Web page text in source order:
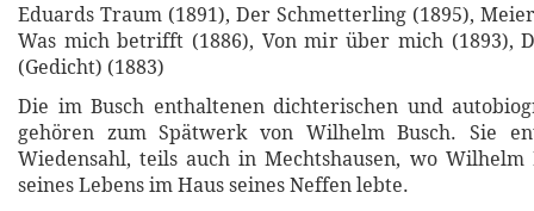
Eduards Traum (1891), Der Schmetterling (1895),
Was mich betrifft (1886), Von mir über mich (1893),
(Gedicht) (1883)
Die im Busch enthaltenen dichterischen und
gehören zum Spätwerk von Wilhelm Busch. Sie
Wiedensahl, teils auch in Mechtshausen, wo Wilhelm
seines Lebens im Haus seines Neffen lebte.